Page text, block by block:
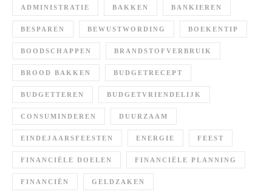
ADMINISTRATIE BAKKEN BANKIEREN
BESPAREN BEWUSTWORDING BOEKENTIP
BOODSCHAPPEN BRANDSTOFVERBRUIK
BROOD BAKKEN BUDGETRECEPT
BUDGETTEREN BUDGETVRIENDELIJK
CONSUMINDEREN DUURZAAM
EINDEJAARSFEESTEN ENERGIE FEEST
FINANCIËLE DOELEN FINANCIËLE PLANNING
FINANCIËN GELDZAKEN